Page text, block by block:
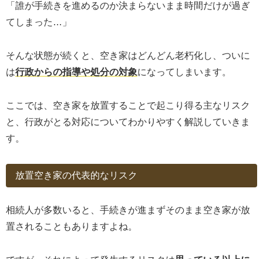
「誰が手続きを進めるのか決まらないまま時間だけが過ぎ
てしまった…」
そんな状態が続くと、空き家はどんどん老朽化し、ついに
は行政からの指導や処分の対象になってしまいます。
ここでは、空き家を放置することで起こり得る主なリスク
と、行政がとる対応についてわかりやすく解説していきま
す。
放置空き家の代表的なリスク
相続人が多数いると、手続きが進まずそのまま空き家が放
置されることもありますよね。